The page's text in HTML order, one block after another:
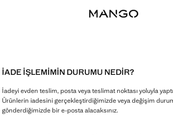
İADE IŞLEMIMIN DURUMU NEDIR?
İadeyi evden teslim, posta veya teslimat noktası yoluyla
Ürünlerin iadesini gerçekleştirdiğimizde veya değişim
gönderdiğimizde bir e-posta alacaksınız.